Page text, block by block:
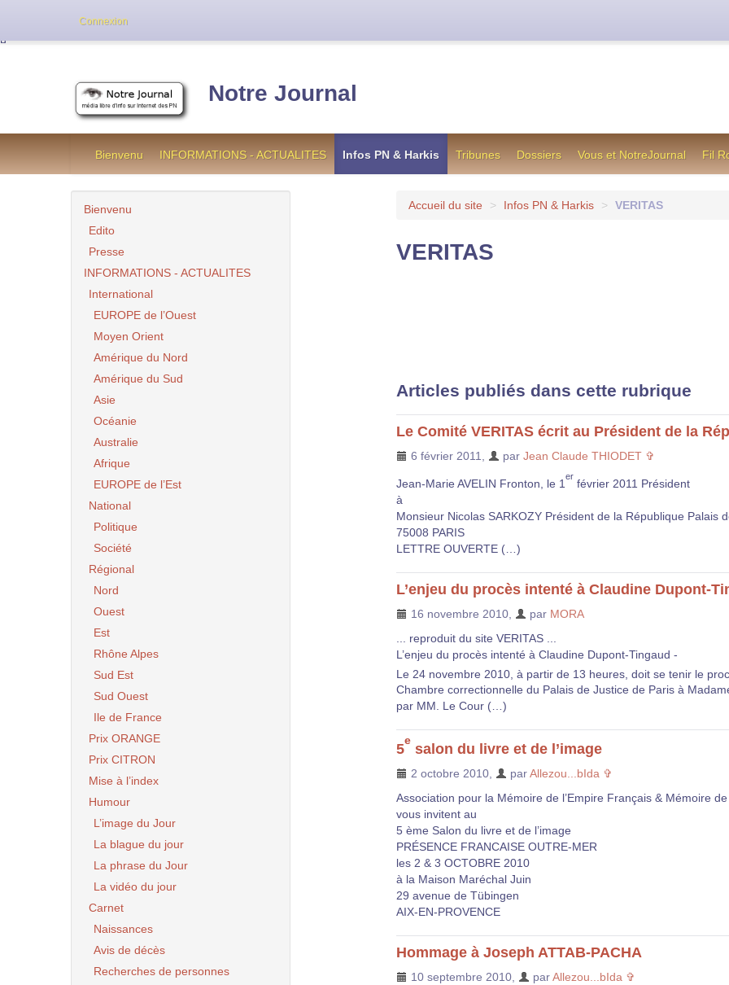
Notre Journal
Bienvenu INFORMATIONS - ACTUALITES Infos PN & Harkis Tribunes Dossiers Vous et NotreJournal Fil
Accueil du site > Infos PN & Harkis > VERITAS
VERITAS
Articles publiés dans cette rubrique
Le Comité VERITAS écrit au Président de la
6 février 2011 par Jean Claude THIODET ✞
Jean-Marie AVELIN Fronton, le 1
er
février 2011 Président
à
Monsieur Nicolas SARKOZY Président de la République Palais
75008 PARIS
LETTRE OUVERTE (…)
L’enjeu du procès intenté à Claudine Dupont-
16 novembre 2010 par MORA
... reproduit du site VERITAS ...
L’enjeu du procès intenté à Claudine Dupont-Tingaud -
Le 24 novembre 2010, à partir de 13 heures, doit se tenir le
Chambre correctionnelle du Palais de Justice de Paris à
par MM. Le Cour (…)
5e salon du livre et de l’image
2 octobre 2010 parAllezou...bIda ✞
Association pour la Mémoire de l’Empire Français & Mémoire
vous invitent au
5 ème Salon du livre et de l’image
PRÉSENCE FRANCAISE OUTRE-MER
les 2 & 3 OCTOBRE 2010
à la Maison Maréchal Juin
29 avenue de Tübingen
AIX-EN-PROVENCE
Hommage à Joseph ATTAB-PACHA
10 septembre 2010 parAllezou...bIda ✞
Bienvenu
Edito
Presse
INFORMATIONS - ACTUALITES
International
EUROPE de l’Ouest
Moyen Orient
Amérique du Nord
Amérique du Sud
Asie
Océanie
Australie
Afrique
EUROPE de l’Est
National
Politique
Société
Régional
Nord
Ouest
Est
Rhône Alpes
Sud Est
Sud Ouest
Ile de France
Prix ORANGE
Prix CITRON
Mise à l’index
Humour
L’image du Jour
La blague du jour
La phrase du Jour
La vidéo du jour
Carnet
Naissances
Avis de décès
Recherches de personnes
Connexion
Cette version de NotreJournal représente l’ancienne formule utilisée jusqu’en octobre 2012, en cas de